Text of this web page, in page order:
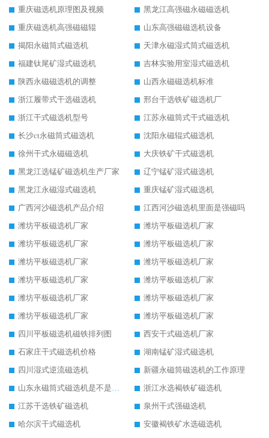
重庆磁选机原理图及视频
黑龙江高强磁永磁磁选机
重庆磁选机高强磁磁辊
山东高强磁磁选机设备
揭阳永磁筒式磁选机
天津永磁湿式筒式磁选机
福建钛尾矿湿式磁选机
吉林实验用室湿式磁选机
陕西永磁磁选机的调整
山西永磁磁选机标准
浙江履带式干选磁选机
邢台干选铁矿磁选机厂
浙江干式磁选机型号
江苏永磁筒式干式磁选机
长沙ct永磁筒式磁选机
沈阳永磁辊式磁选机
徐州干式永磁磁选机
大庆铁矿干式磁选机
黑龙江选锰矿磁选机生产厂家
辽宁锰矿湿式磁选机
黑龙江永磁湿式磁选机
重庆锰矿湿式磁选机
广西河沙磁选机产品介绍
江西河沙磁选机里面是强磁吗
潍坊平板磁选机厂家
潍坊平板磁选机厂家
潍坊平板磁选机厂家
潍坊平板磁选机厂家
潍坊平板磁选机厂家
潍坊平板磁选机厂家
潍坊平板磁选机厂家
潍坊平板磁选机厂家
潍坊平板磁选机厂家
潍坊平板磁选机厂家
潍坊平板磁选机厂家
潍坊平板磁选机厂家
四川平板磁选机磁铁排列图
西安干式磁选机厂家
石家庄干式磁选机价格
湖南锰矿湿式磁选机
四川湿式逆流磁选机
新疆永磁筒磁选机的工作原理
山东永磁筒式磁选机是不是强磁
浙江水选褐铁矿磁选机
江苏干选铁矿磁选机
泉州干式强磁选机
哈尔滨干式磁选机
安徽褐铁矿水选磁选机